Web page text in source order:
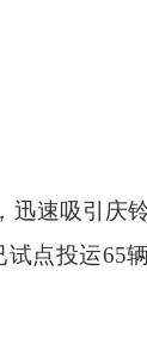
迅速吸引庆铃
试点投运65